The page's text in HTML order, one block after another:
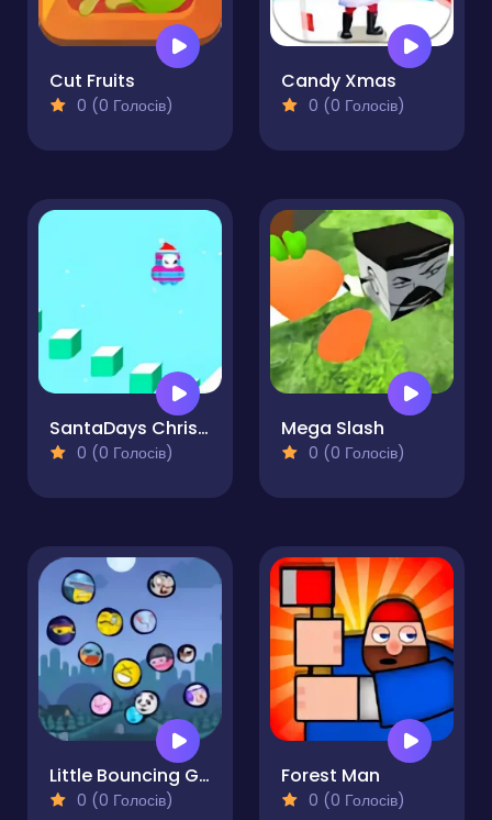
Cut Fruits
0 (0 Голосів)
Candy Xmas
0 (0 Голосів)
SantaDays Christmas
0 (0 Голосів)
Mega Slash
0 (0 Голосів)
Little Bouncing Guys
0 (0 Голосів)
Forest Man
0 (0 Голосів)